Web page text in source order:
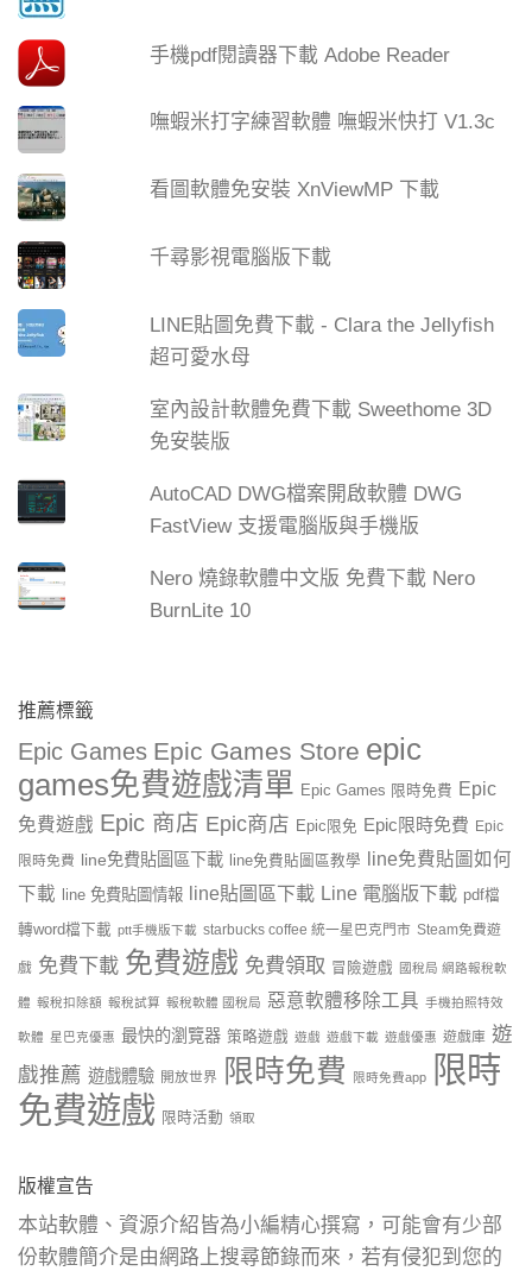
手機pdf閱讀器下載 Adobe Reader
嘸蝦米打字練習軟體 嘸蝦米快打 V1.3c
看圖軟體免安裝 XnViewMP 下載
千尋影視電腦版下載
LINE貼圖免費下載 - Clara the Jellyfish
超可愛水母
室內設計軟體免費下載 Sweethome 3D
免安裝版
AutoCAD DWG檔案開啟軟體 DWG
FastView 支援電腦版與手機版
Nero 燒錄軟體中文版 免費下載 Nero
BurnLite 10
推薦標籤
Epic Games Epic Games Store epic
games免費遊戲清單 Epic Games 限時免費 Epic
免費遊戲 Epic 商店 Epic商店 Epic限免 Epic限時免費 Epic
限時免費 line免費貼圖區下載 line免費貼圖區教學
line免費貼圖如何
下載 line 免費貼圖情報 line貼圖區下載 Line 電腦版下載 pdf檔
轉word檔下載 ptt手機版下載 starbucks coffee 統一星巴克門市 Steam免費遊
戲 免費下載 免費遊戲 免費領取 冒險遊戲 國稅局 網路報稅軟
體 報稅扣除額 報稅試算 報稅軟體 國稅局 惡意軟體移除工具 手機拍照特效
軟體 星巴克優惠 最快的瀏覽器 策略遊戲 遊戲 遊戲下載 遊戲優惠 遊戲庫 遊
戲推薦 遊戲體驗 開放世界 限時免費 限時免費app
限時
免費遊戲 限時活動 領取
版權宣告
本站軟體、資源介紹皆為小編精心撰寫，可能會有少部
份軟體簡介是由網路上搜尋節錄而來，若有侵犯到您的